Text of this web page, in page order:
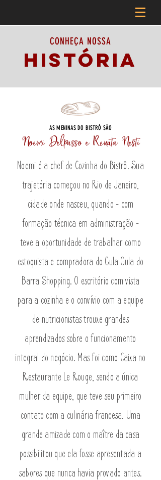
CONHEÇA NOSSA
HISTÓRIA
Noemi Delpasso e Renata Nesti
AS MENINAS DO BISTRÔ SÃO
Noemi é a chef de Cozinha do Bistrô. Sua
trajetória começou no Rio de Janeiro,
cidade onde nasceu, quando - com
formação técnica em administração -
teve a oportunidade de trabalhar como
estoquista e compradora do Gula Gula do
Barra Shopping. O escritório com vista
para a cozinha e o convívio com a equipe
de nutricionistas trouxe grandes
aprendizados sobre o funcionamento
integral do negócio. Mas foi como Caixa no
Restaurante Le Rouge, sendo a única
mulher da equipe, que teve seu primeiro
contato com a culinária francesa. Uma
grande amizade com o maître da casa
possibilitou que ela fosse apresentada a
sabores que nunca havia provado antes.